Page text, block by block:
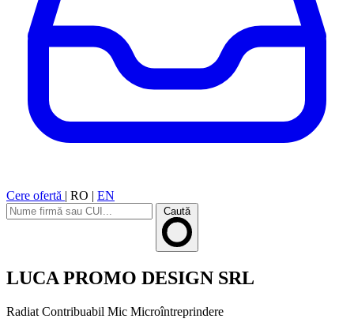
Cere ofertă | RO | EN
Caută
LUCA PROMO DESIGN SRL
Radiat Contribuabil Mic Microîntreprindere